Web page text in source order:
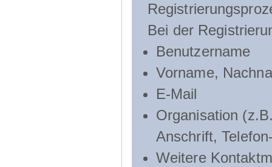
Bei der
Benutzername
Vorname,
E-Mail
Organisation
Anschrift,
Weitere